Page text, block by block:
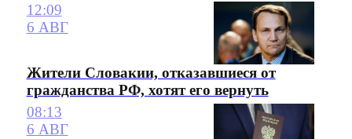
12:09
6 АВГ
Жители Словакии, отказавшиеся от
гражданства РФ, хотят его вернуть
08:13
6 АВГ